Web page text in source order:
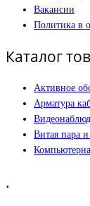
Вакансии
Политика в
Каталог
Активное
Арматура
Витая пара
.